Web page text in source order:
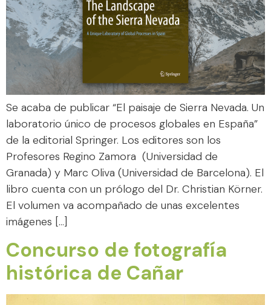
Se acaba de publicar “El paisaje de Sierra Nevada. Un
laboratorio único de procesos globales en España”
de la editorial Springer. Los editores son los
Profesores Regino Zamora (Universidad de
Granada) y Marc Oliva (Universidad de Barcelona). El
libro cuenta con un prólogo del Dr. Christian Körner.
El volumen va acompañado de unas excelentes
imágenes […]
Concurso de fotografía
histórica de Cañar